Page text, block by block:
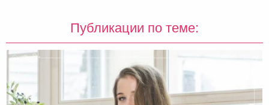
Публикации по теме: